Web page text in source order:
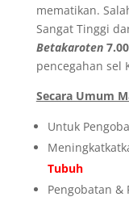
mematikan.
Sangat Tinggi
Betakaroten
pencegahan sel
Secara Umum
Untuk
Tubuh
Pengobatan &